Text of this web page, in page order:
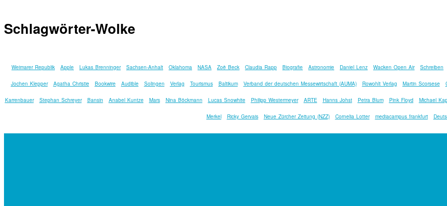
Schlagwörter-Wolke
Weimarer Republik Apple Lukas Brenninger Sachsen-Anhalt Oklahoma NASA Zoë Beck Claudia Rapp Biografie Astronomie Daniel Lenz Wacken Open Air Schreiben
Jochen Klepper Agatha Christie Bookwire Audible Solingen Verlag Tourismus Baltikum Verband der deutschen Messewirtschaft (AUMA) Rowohlt Verlag Martin Scorsese
Karrenbauer Stephan Schreyer Bansin Anabel Kuntze Mars Nina Böckmann Lucas Snowhite Philipp Westermeyer ARTE Hanns Johst Petra Blum Pink Floyd Michael
Merkel Ricky Gervais Neue Zürcher Zeitung (NZZ) Cornelia Lotter mediacampus frankfurt